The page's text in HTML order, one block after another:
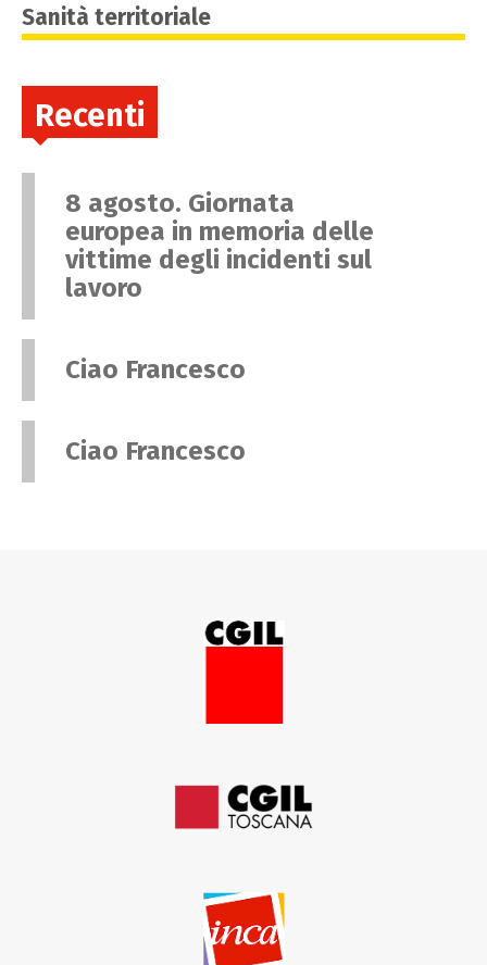
Sanità territoriale
Recenti
8 agosto. Giornata
europea in memoria delle
vittime degli incidenti sul
lavoro
Ciao Francesco
Ciao Francesco